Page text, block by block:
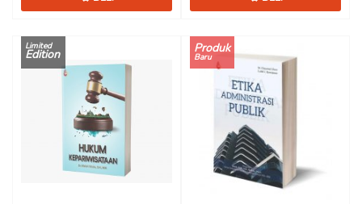
Limited
Edition Produk
Baru